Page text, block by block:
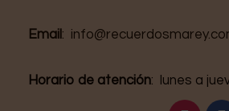
Email :
Horario de atención: lunes a